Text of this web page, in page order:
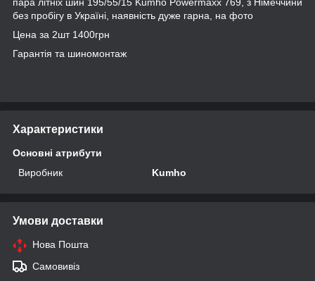
без пробігу в Україні, наявність дуже гарна, на фото
Цена за 2шт 1400грн
Гарантія та шиномонтаж
Характеристики
Основні атрибути
Виробник
Kumho
Умови доставки
Нова Пошта
Самовивіз